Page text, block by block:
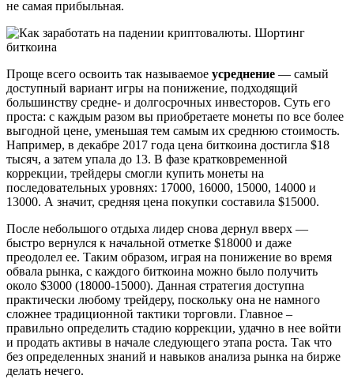
не самая прибыльная.
Проще всего освоить так называемое усреднение — самый
доступный вариант игры на понижение, подходящий
большинству средне- и долгосрочных инвесторов. Суть его
проста: с каждым разом вы приобретаете монеты по все более
выгодной цене, уменьшая тем самым их среднюю стоимость.
Например, в декабре 2017 года цена биткоина достигла $18
тысяч, а затем упала до 13. В фазе кратковременной
коррекции, трейдеры смогли купить монеты на
последовательных уровнях: 17000, 16000, 15000, 14000 и
13000. А значит, средняя цена покупки составила $15000.
После небольшого отдыха лидер снова дернул вверх —
быстро вернулся к начальной отметке $18000 и даже
преодолел ее. Таким образом, играя на понижение во время
обвала рынка, с каждого биткоина можно было получить
около $3000 (18000-15000). Данная стратегия доступна
практически любому трейдеру, поскольку она не намного
сложнее традиционной тактики торговли. Главное –
правильно определить стадию коррекции, удачно в нее войти
и продать активы в начале следующего этапа роста. Так что
без определенных знаний и навыков анализа рынка на бирже
делать нечего.